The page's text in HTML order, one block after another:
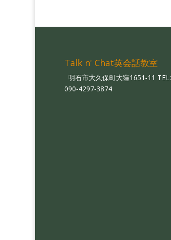
Talk n' Chat英会話教室
明石市大久保町大窪1651‐11 TEL:
090-4297-3874